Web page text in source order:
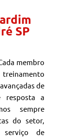
SP
membro
de
resposta a
sempre
do setor,
serviço de